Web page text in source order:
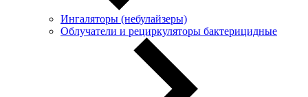
Ингаляторы (небулайзеры)
Oблучатели и рециркуляторы бактерицидные